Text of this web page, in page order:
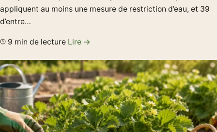
appliquent au moins une mesure de restriction d’eau, et 39
d’entre…
9 min de lecture Lire →